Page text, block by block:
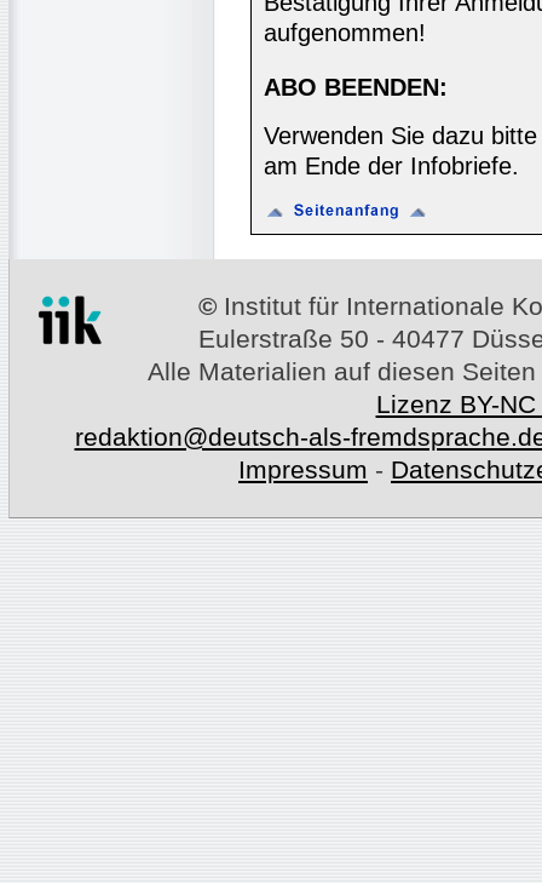
aufgenommen!
ABO BEENDEN:
Verwenden Sie dazu
am Ende der Infobriefe.
© Institut für Internationale
Eulerstraße 50 - 40477
Alle Materialien auf diesen
Lizenz BY-
redaktion@deutsch-als-
Impressum -